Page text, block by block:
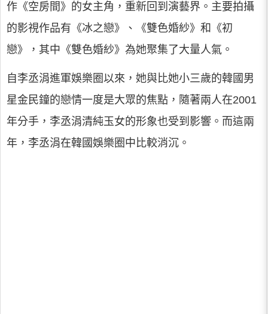
作《空房間》的女主角，重新回到演藝界。主要拍攝
的影視作品有《冰之戀》、《雙色婚紗》和《初
戀》，其中《雙色婚紗》為她聚集了大量人氣。
自李丞涓進軍娛樂圈以來，她與比她小三歲的韓國男
星金民鐘的戀情一度是大眾的焦點，隨著兩人在2001
年分手，李丞涓清純玉女的形象也受到影響。而這兩
年，李丞涓在韓國娛樂圈中比較消沉。